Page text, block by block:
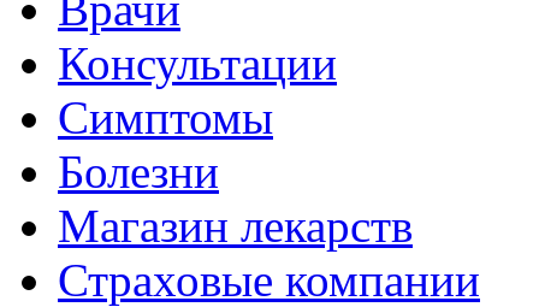
Консультации
Симптомы
Болезни
Магазин лекарств
Страховые компании